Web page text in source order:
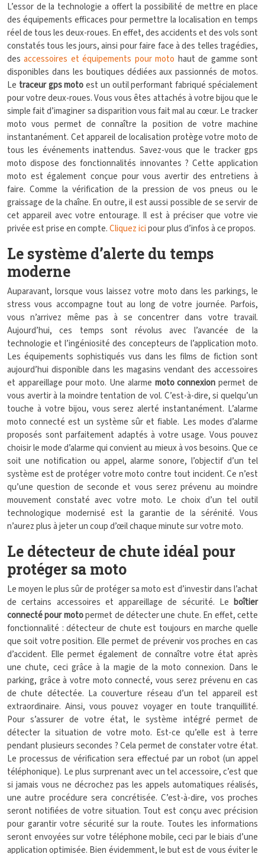
L’essor de la technologie a offert la possibilité de mettre en place
des équipements efficaces pour permettre la localisation en temps
réel de tous les deux-roues. En effet, des accidents et des vols sont
constatés tous les jours, ainsi pour faire face à des telles tragédies,
desaccessoires et équipements pour moto haut de gamme sont
disponibles dans les boutiques dédiées aux passionnés de motos.
Le traceur gps motoest un outil performant fabriqué spécialement
pour votre deux-roues. Vous vous êtes attachés à votre bijou que le
simple fait d’imaginer sa disparition vous fait mal au cœur. Le tracker
moto vous permet de connaître la position de votre machine
instantanément. Cet appareil de localisation protège votre moto de
tous les événements inattendus. Savez-vous que le tracker gps
moto dispose des fonctionnalités innovantes ? Cette application
moto est également conçue pour vous avertir des entretiens à
faire. Comme la vérification de la pression de vos pneus ou le
graissage de la chaîne. En outre, il est aussi possible de se servir de
cet appareil avec votre entourage. Il est à préciser que votre vie
privée est prise en compte.Cliquez icipour plus d’infos à ce propos.
Le système d’alerte du temps
moderne
Auparavant, lorsque vous laissez votre moto dans les parkings, le
stress vous accompagne tout au long de votre journée. Parfois,
vous n’arrivez même pas à se concentrer dans votre travail.
Aujourd’hui, ces temps sont révolus avec l’avancée de la
technologie et l’ingéniosité des concepteurs de l’application moto.
Les équipements sophistiqués vus dans les films de fiction sont
aujourd’hui disponible dans les magasins vendant des accessoires
et appareillage pour moto. Une alarme moto connexion permet de
vous avertir à la moindre tentation de vol. C’est-à-dire, si quelqu’un
touche à votre bijou, vous serez alerté instantanément. L’alarme
moto connecté est un système sûr et fiable. Les modes d’alarme
proposés sont parfaitement adaptés à votre usage. Vous pouvez
choisir le mode d’alarme qui convient au mieux à vos besoins. Que ce
soit une notification ou appel, alarme sonore, l’objectif d’un tel
système est de protéger votre moto contre tout incident. Ce n’est
qu’une question de seconde et vous serez prévenu au moindre
mouvement constaté avec votre moto. Le choix d’un tel outil
technologique modernisé est la garantie de la sérénité. Vous
n’aurez plus à jeter un coup d’œil chaque minute sur votre moto.
Le détecteur de chute idéal pour
protéger sa moto
Le moyen le plus sûr de protéger sa moto est d’investir dans l’achat
de certains accessoires et appareillage de sécurité. Le boîtier
connecté pour motopermet de détecter une chute. En effet, cette
fonctionnalité : détecteur de chute est toujours en marche quelle
que soit votre position. Elle permet de prévenir vos proches en cas
d’accident. Elle permet également de connaître votre état après
une chute, ceci grâce à la magie de la moto connexion. Dans le
parking, grâce à votre moto connecté, vous serez prévenu en cas
de chute détectée. La couverture réseau d’un tel appareil est
extraordinaire. Ainsi, vous pouvez voyager en toute tranquillité.
Pour s’assurer de votre état, le système intégré permet de
détecter la situation de votre moto. Est-ce qu’elle est à terre
pendant plusieurs secondes ? Cela permet de constater votre état.
Le processus de vérification sera effectué par un robot (un appel
téléphonique). Le plus surprenant avec un tel accessoire, c’est que
si jamais vous ne décrochez pas les appels automatiques réalisés,
une autre procédure sera concrétisée. C’est-à-dire, vos proches
seront notifiées de votre situation. Tout est conçu avec précision
pour garantir votre sécurité sur la route. Toutes les informations
seront envoyées sur votre téléphone mobile, ceci par le biais d’une
application optimisée. Bien évidemment, le but est de vous éviter le